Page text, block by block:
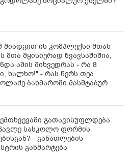
მიადგით ის კომპლექსი მთას
მთა მყისიერად ზვავსაშიშია,
ამის მიხვედრას - რა 8
ხალხო!" - რას წერს თეა
ბახმაროში მასშტაბურ
გათავისუფლდება
სასკოლო ფორმის
- განათლების
განმარტება